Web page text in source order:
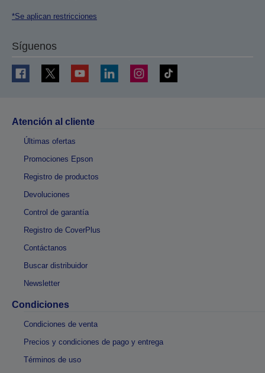
*Se aplican restricciones
Síguenos
Atención al cliente
Últimas ofertas
Promociones Epson
Registro de productos
Devoluciones
Control de garantía
Registro de CoverPlus
Contáctanos
Buscar distribuidor
Newsletter
Condiciones
Condiciones de venta
Precios y condiciones de pago y entrega
Términos de uso